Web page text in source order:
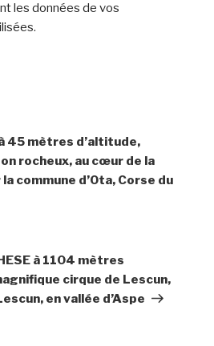
les données de vos
.
à 45 mètres d’altitude,
rocheux, au cœur de la
commune d’Ota, Corse du
à 1104 mètres
cirque de Lescun,
en vallée d’Aspe